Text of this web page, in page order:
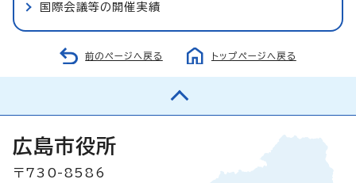
国際会議等の開催実績
前のページへ戻る トップページへ戻る
広島市役所
〒730-8586